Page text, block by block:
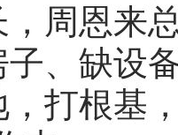
周恩来
、缺设
打根基